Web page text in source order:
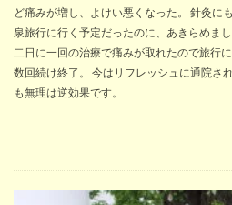
ど痛みが増し、よけい悪くなった。 針灸に
泉旅行に行く予定だったのに、あきらめま
二日に一回の治療で痛みが取れたので旅行
数回続け終了。 今はリフレッシュに通院さ
も無理は逆効果です。